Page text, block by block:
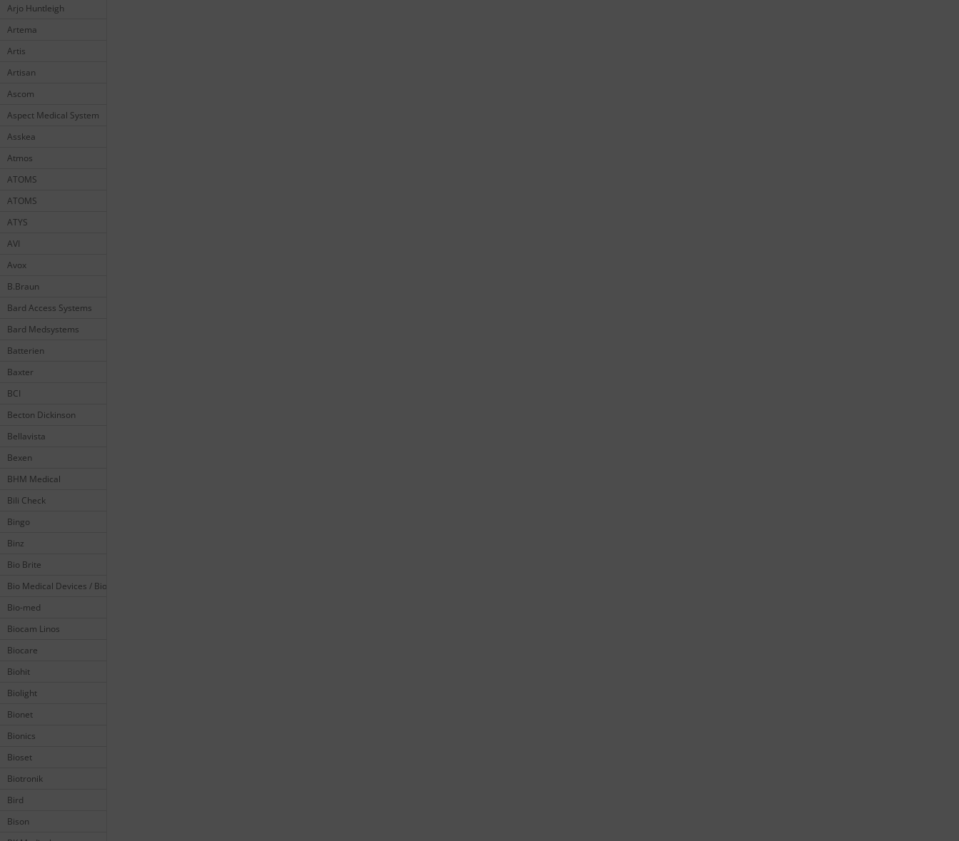
Arjo Huntleigh
Artema
Artis
Artisan
Ascom
Aspect Medical System
Asskea
Atmos
ATOMS
ATOMS
ATYS
AVI
Avox
B.Braun
Bard Access Systems
Bard Medsystems
Batterien
Baxter
BCI
Becton Dickinson
Bellavista
Bexen
BHM Medical
Bili Check
Bingo
Binz
Bio Brite
Bio Medical Devices / Biomedical
Bio-med
Biocam Linos
Biocare
Biohit
Biolight
Bionet
Bionics
Bioset
Biotronik
Bird
Bison